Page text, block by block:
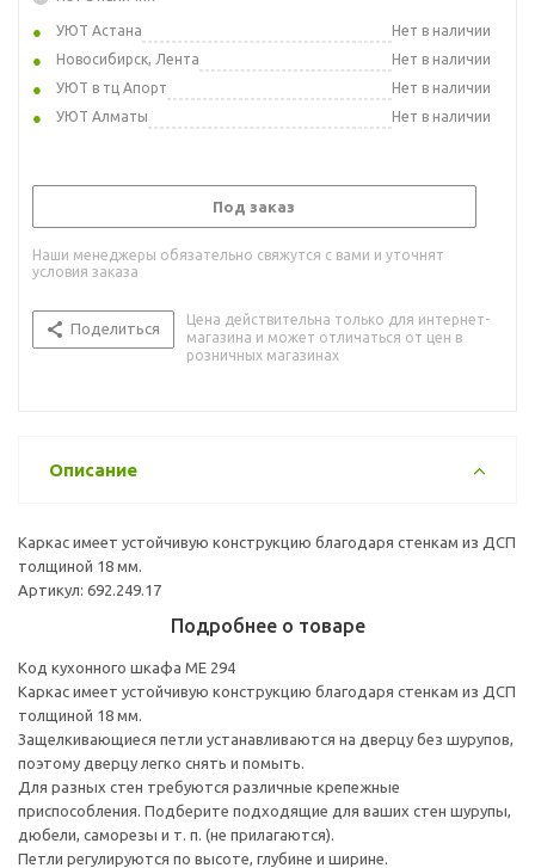
УЮТ Астана
Нет в наличии
Новосибирск, Лента
Нет в наличии
УЮТ в тц Апорт
Нет в наличии
УЮТ Алматы
Нет в наличии
Под заказ
Наши менеджеры обязательно свяжутся с вами и уточнят
условия заказа
Поделиться
Цена действительна только для интернет-
магазина и может отличаться от цен в
розничных магазинах
Описание
Каркас имеет устойчивую конструкцию благодаря стенкам из ДСП
толщиной 18 мм.
Артикул: 692.249.17
Подробнее о товаре
Код кухонного шкафа ME 294
Каркас имеет устойчивую конструкцию благодаря стенкам из ДСП
толщиной 18 мм.
Защелкивающиеся петли устанавливаются на дверцу без шурупов,
поэтому дверцу легко снять и помыть.
Для разных стен требуются различные крепежные
приспособления. Подберите подходящие для ваших стен шурупы,
дюбели, саморезы и т. п. (не прилагаются).
Петли регулируются по высоте, глубине и ширине.